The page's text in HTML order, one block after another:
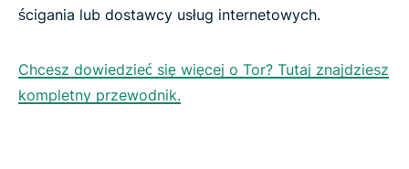
ścigania lub dostawcy usług internetowych.
Chcesz dowiedzieć się więcej o Tor? Tutaj znajdziesz
kompletny przewodnik.